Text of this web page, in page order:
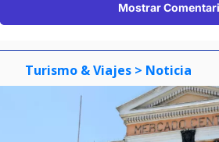
Mostrar
Turismo & Viajes > Noticia